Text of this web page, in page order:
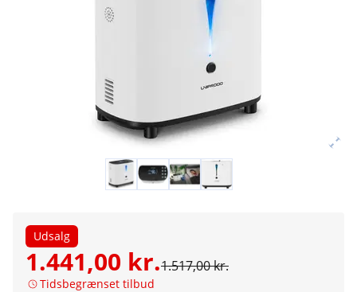
Udsalg
1.441,00 kr.1.517,00 kr.
Tidsbegrænset tilbud